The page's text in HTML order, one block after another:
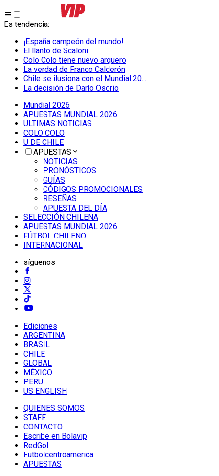
Es tendencia:
¡España campeón del mundo!
El llanto de Scaloni
Colo Colo tiene nuevo arquero
La verdad de Franco Calderón
Chile se ilusiona con el Mundial 20...
La decisión de Darío Osorio
Mundial 2026
APUESTAS MUNDIAL 2026
ULTIMAS NOTICIAS
COLO COLO
U DE CHILE
APUESTAS
NOTICIAS
PRONÓSTICOS
GUÍAS
CÓDIGOS PROMOCIONALES
RESEÑAS
APUESTA DEL DÍA
SELECCIÓN CHILENA
APUESTAS MUNDIAL 2026
FÚTBOL CHILENO
INTERNACIONAL
síguenos
Ediciones
ARGENTINA
BRASIL
CHILE
GLOBAL
MÉXICO
PERU
US ENGLISH
QUIENES SOMOS
STAFF
CONTACTO
Escribe en Bolavip
RedGol
Futbolcentroamerica
APUESTAS